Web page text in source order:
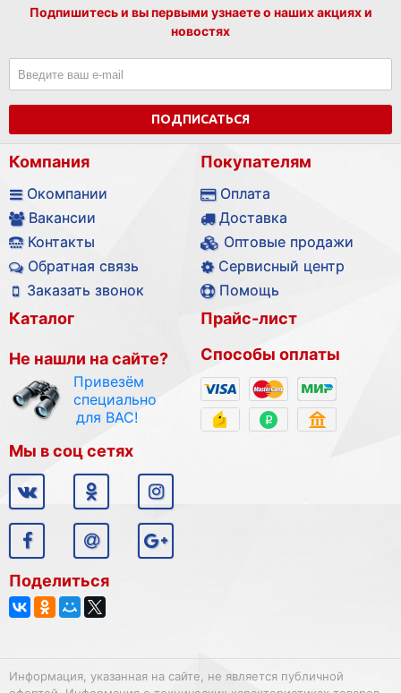
Подпишитесь и вы первыми узнаете о наших акциях и
новостях
ПОДПИСАТЬСЯ
Компания
Окомпании
Вакансии
Контакты
Обратная связь
Заказать звонок
Покупателям
Оплата
Доставка
Оптовые продажи
Сервисный центр
Помощь
Каталог
Не нашли на сайте?
Привезём
специально
для ВАС!
Прайс-лист
Способы оплаты
Мы в соц сетях
Поделиться
Информация, указанная на сайте, не является публичной